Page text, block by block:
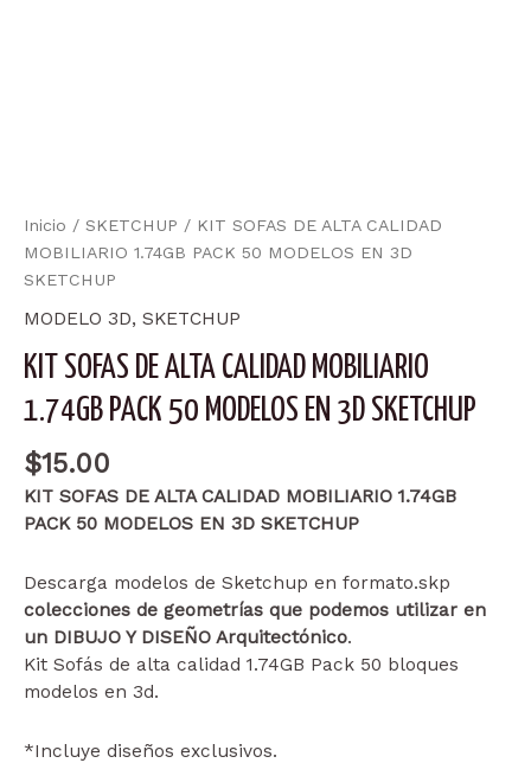
Inicio / SKETCHUP / KIT SOFAS DE ALTA CALIDAD
MOBILIARIO 1.74GB PACK 50 MODELOS EN 3D
SKETCHUP
MODELO 3D, SKETCHUP
KIT SOFAS DE ALTA CALIDAD MOBILIARIO
1.74GB PACK 50 MODELOS EN 3D SKETCHUP
$15.00
KIT SOFAS DE ALTA CALIDAD MOBILIARIO 1.74GB
PACK 50 MODELOS EN 3D SKETCHUP
Descarga modelos de Sketchup en formato.skp
colecciones de geometrías que podemos utilizar en
un DIBUJO Y DISEÑO Arquitectónico.
Kit Sofás de alta calidad 1.74GB Pack 50 bloques
modelos en 3d.
*Incluye diseños exclusivos.